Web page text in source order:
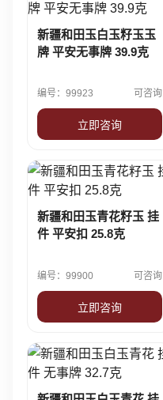
新疆和田玉白玉籽玉玉
牌 平安无事牌 39.9克
编号：99923 可咨询
立即咨询
新疆和田玉青花籽玉 挂
件 平安扣 25.8克
编号：99900 可咨询
立即咨询